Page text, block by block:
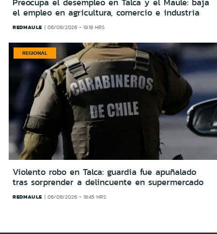
el empleo en agricultura, comercio e industria
REDMAULE 06/08/2026 - 19:18 HRS
REGIONAL
Violento robo en Talca: guardia fue apuñalado
tras sorprender a delincuente en supermercado
REDMAULE 06/08/2026 - 18:45 HRS